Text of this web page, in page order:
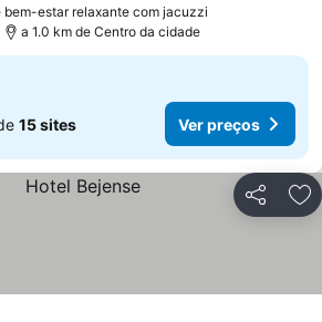
bem-estar relaxante com jacuzzi
a 1.0 km de Centro da cidade
15 sites Ver preços
Partilhar